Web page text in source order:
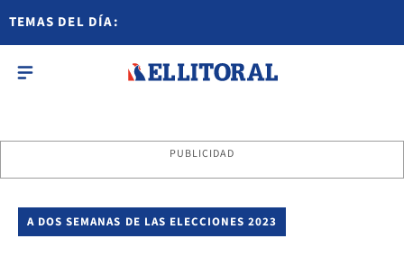
TEMAS DEL DÍA:
PUBLICIDAD
A DOS SEMANAS DE LAS ELECCIONES 2023